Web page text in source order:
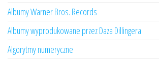
Albumy Warner Bros. Records
Albumy wyprodukowane przez Daza Dillingera
Algorytmy numeryczne